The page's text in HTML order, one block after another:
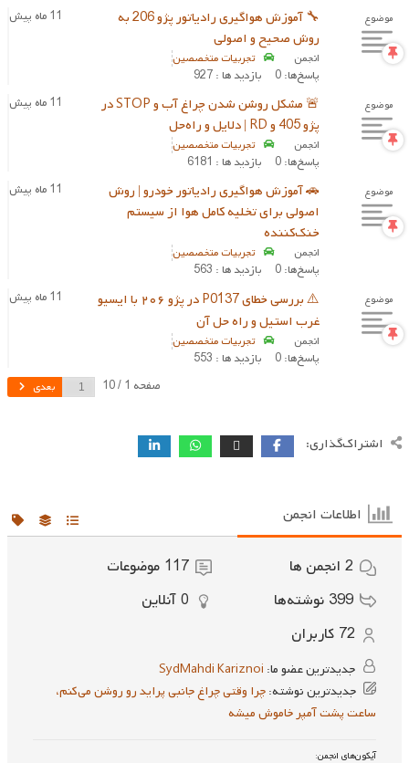
موضوع
🔧 آموزش هواگیری رادیاتور پژو 206 به
روش صحیح و اصولی
11 ماه پیش
انجمن تجربیات متخصصین
پاسخ‌ها: 0 بازدید ها : 927
موضوع
🚨 مشکل روشن شدن چراغ آب و STOP در
پژو 405 و RD | دلایل و راه‌حل
11 ماه پیش
انجمن تجربیات متخصصین
پاسخ‌ها: 0 بازدید ها : 6181
موضوع
🚗 آموزش هواگیری رادیاتور خودرو | روش
اصولی برای تخلیه کامل هوا از سیستم
خنک‌کننده
11 ماه پیش
انجمن تجربیات متخصصین
پاسخ‌ها: 0 بازدید ها : 563
موضوع
⚠️ بررسی خطای P0137 در پژو ۲۰۶ با ایسیو
غرب استیل و راه حل آن
11 ماه پیش
انجمن تجربیات متخصصین
پاسخ‌ها: 0
بازدید ها : 553
صفحه 1 / 10
بعدی
اشتراک‌گذاری:
اطلاعات انجمن
2 انجمن ها 117 موضوعات
399 نوشته‌ها 0 آنلاین
72 کاربران
جدیدترین عضو ما: SydMahdi Kariznoi
جدیدترین نوشته:چرا وقتی چراغ جانبی پراید رو روشن می‌کنم،
ساعت پشت آمپر خاموش میشه
آیکون‌های انجمن: